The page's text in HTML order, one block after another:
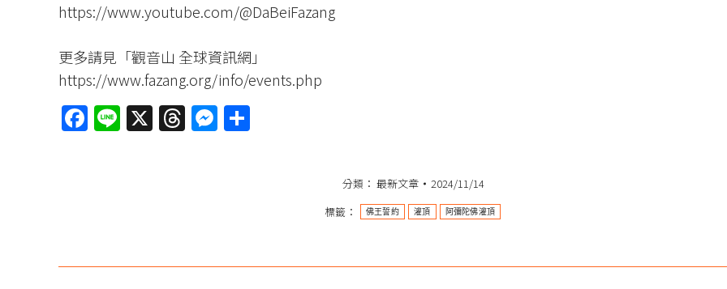
https://www.youtube.com/@DaBeiFazang
更多請見「觀音山 全球資訊網」
https://www.fazang.org/info/events.php
Facebook
Line
X Threads
Messenger
分類： 最新文章
2024/11/14
標籤：
佛王誓約 灌頂 阿彌陀佛灌頂